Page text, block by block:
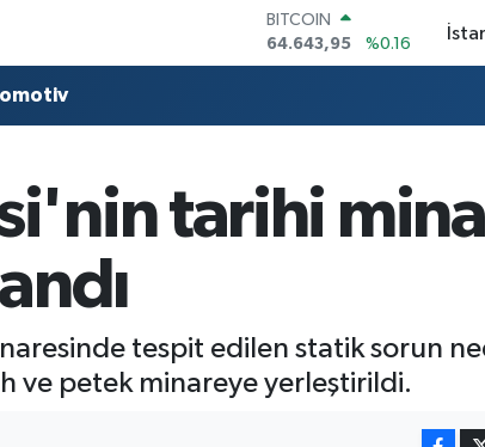
BITCOIN
64.643,95
%0.16
DOLAR
64,2398
GRAM ALTIN
6513.94
%0.32
tarihi
tespit edilen statik sorun
ve petek minareye yerleştirildi.